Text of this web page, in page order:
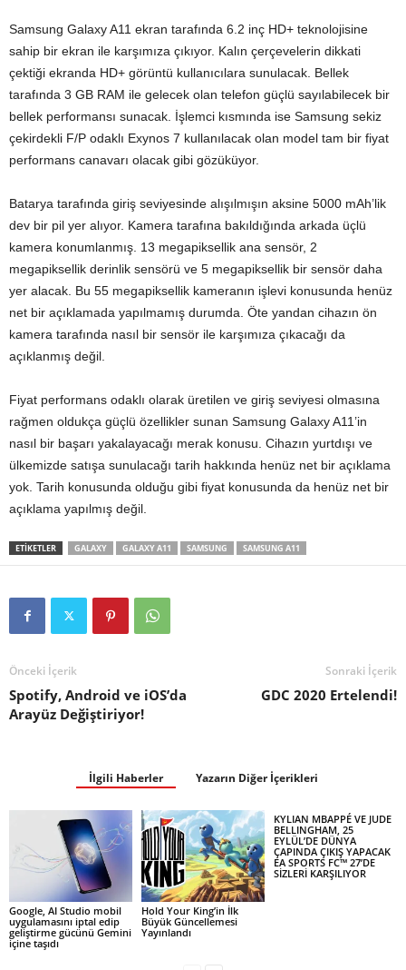
Samsung Galaxy A11 ekran tarafında 6.2 inç HD+ teknolojisine
sahip bir ekran ile karşımıza çıkıyor. Kalın çerçevelerin dikkati
çektiği ekranda HD+ görüntü kullanıcılara sunulacak. Bellek
tarafında 3 GB RAM ile gelecek olan telefon güçlü sayılabilecek bir
bellek performansı sunacak. İşlemci kısmında ise Samsung sekiz
çekirdekli F/P odaklı Exynos 7 kullanılacak olan model tam bir fiyat
performans canavarı olacak gibi gözüküyor.
Batarya tarafında giriş seviyesinde alışılmışın aksine 5000 mAh’lik
dev bir pil yer alıyor. Kamera tarafına bakıldığında arkada üçlü
kamera konumlanmış. 13 megapiksellik ana sensör, 2
megapiksellik derinlik sensörü ve 5 megapiksellik bir sensör daha
yer alacak. Bu 55 megapiksellik kameranın işlevi konusunda henüz
net bir açıklamada yapılmamış durumda. Öte yandan cihazın ön
kamera tarafında nasıl bir sensör ile karşımıza çıkacağı da
açıklanmış değil.
Fiyat performans odaklı olarak üretilen ve giriş seviyesi olmasına
rağmen oldukça güçlü özellikler sunan Samsung Galaxy A11’in
nasıl bir başarı yakalayacağı merak konusu. Cihazın yurtdışı ve
ülkemizde satışa sunulacağı tarih hakkında henüz net bir açıklama
yok. Tarih konusunda olduğu gibi fiyat konusunda da henüz net bir
açıklama yapılmış değil.
ETIKETLER GALAXY GALAXY A11 SAMSUNG SAMSUNG A11
Önceki İçerik
Spotify, Android ve iOS’da
Arayüz Değiştiriyor!
Sonraki İçerik
GDC 2020 Ertelendi!
İlgili Haberler Yazarın Diğer İçerikleri
Google, AI Studio mobil
uygulamasını iptal edip
geliştirme gücünü Gemini
içine taşıdı
Hold Your King’in İlk
Büyük Güncellemesi
Yayınlandı
KYLIAN MBAPPÉ VE JUDE
BELLINGHAM, 25
EYLÜL’DE DÜNYA
ÇAPINDA ÇIKIŞ YAPACAK
EA SPORTS FC™ 27’DE
SİZLERİ KARŞILIYOR